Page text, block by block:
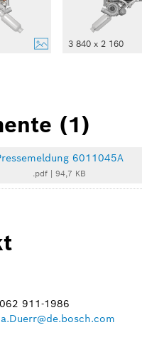
3 840 x 2 160
(1)
6011045A
.pdf| 94,7 KB
911-1986